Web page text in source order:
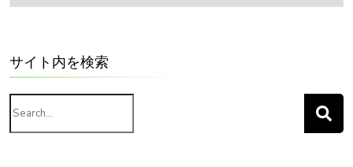
カ
サイト内を検索
Search
for: